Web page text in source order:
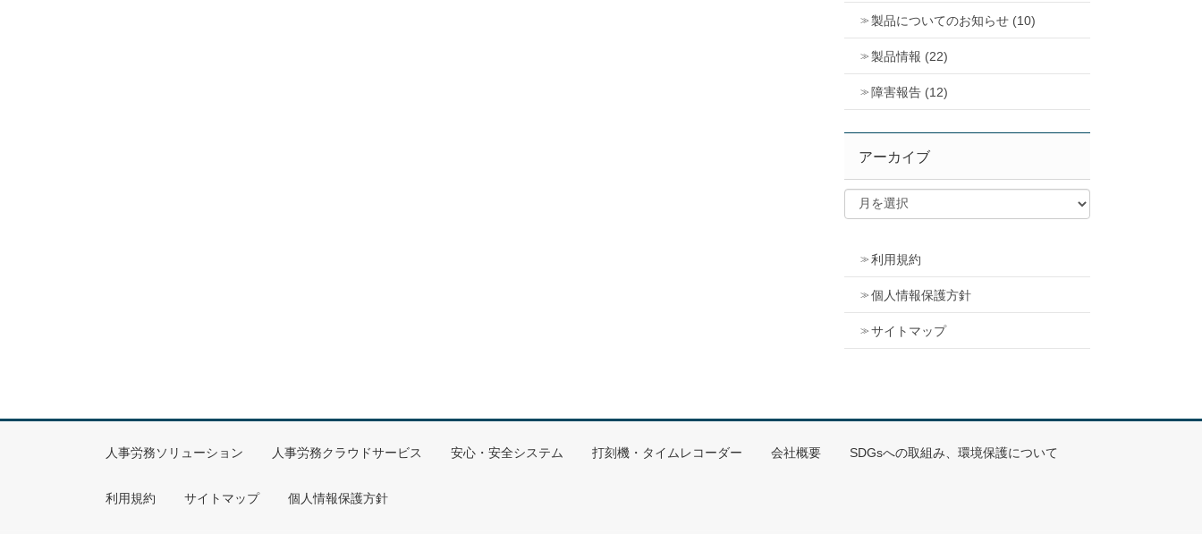
製品についてのお知らせ (10)
製品情報 (22)
障害報告 (12)
アーカイブ
利用規約
個人情報保護方針
サイトマップ
人事労務ソリューション 人事労務クラウドサービス 安心・安全システム 打刻機・タイムレコーダー 会社概要 SDGsへの取組み、環境保護について
利用規約 サイトマップ 個人情報保護方針